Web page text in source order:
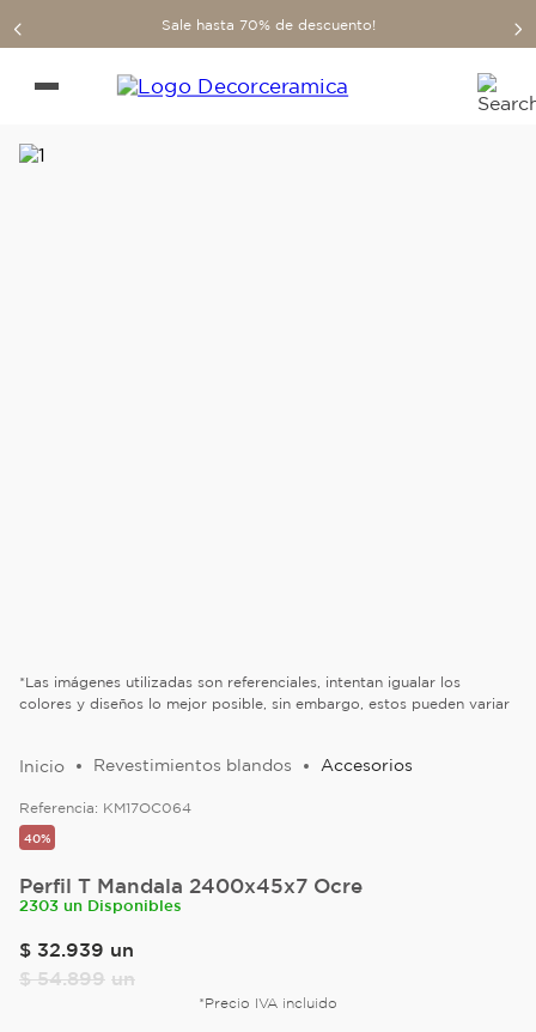
Sale hasta 70% de descuento!
*Las imágenes utilizadas son referenciales, intentan igualar los
colores y diseños lo mejor posible, sin embargo, estos pueden variar
Revestimientos blandos Accesorios
Referencia: KM17OC064
40%
Perfil T Mandala 2400x45x7 Ocre
2303 un Disponibles
$ 32.939 un
$ 54.899 un
*Precio IVA incluido